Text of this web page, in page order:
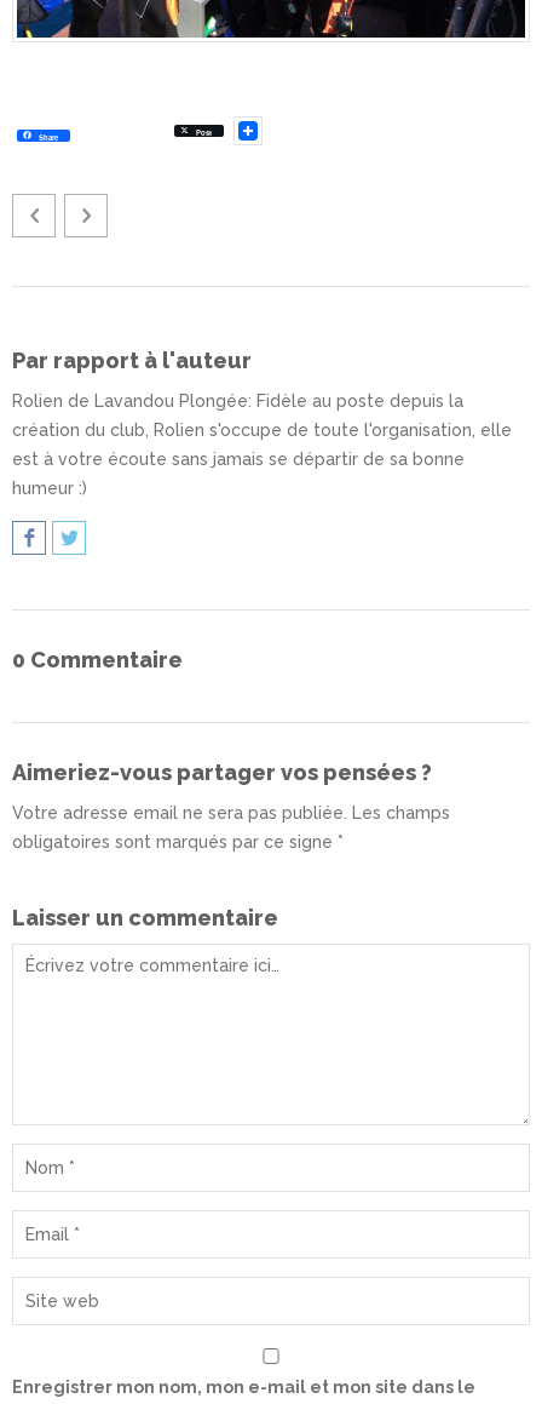
Share Post
Par rapport à l'auteur
Rolien de Lavandou Plongée: Fidèle au poste depuis la
création du club, Rolien s'occupe de toute l'organisation, elle
est à votre écoute sans jamais se départir de sa bonne
humeur :)
0 Commentaire
Aimeriez-vous partager vos pensées ?
Votre adresse email ne sera pas publiée. Les champs
obligatoires sont marqués par ce signe *
Laisser un commentaire
Enregistrer mon nom, mon e-mail et mon site dans le